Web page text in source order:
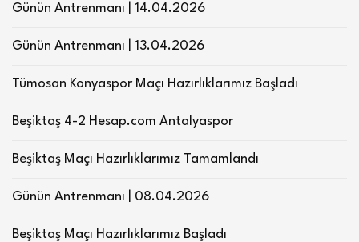
Günün Antrenmanı | 14.04.2026
Günün Antrenmanı | 13.04.2026
Tümosan Konyaspor Maçı Hazırlıklarımız Başladı
Beşiktaş 4-2 Hesap.com Antalyaspor
Beşiktaş Maçı Hazırlıklarımız Tamamlandı
Günün Antrenmanı | 08.04.2026
Beşiktaş Maçı Hazırlıklarımız Başladı